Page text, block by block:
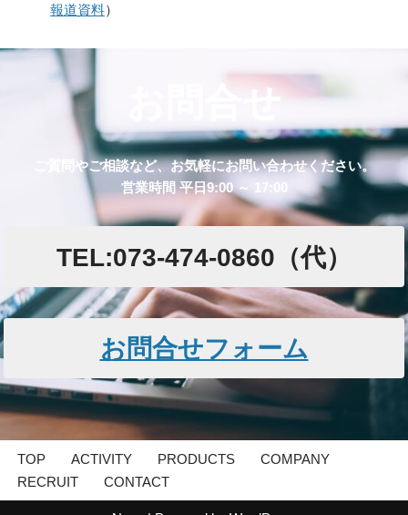
報道資料）
お問合せ
ご質問やご相談など、お気軽にお問い合わせください。
営業時間 平日9:00 ～ 17:00
TEL:073-474-0860（代）
お問合せフォーム
TOP ACTIVITY PRODUCTS
COMPANY
RECRUIT
CONTACT